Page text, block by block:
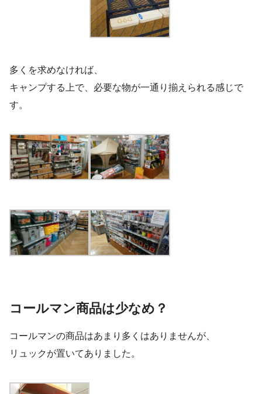
多くを求めなければ、
キャンプする上で、必要な物が一通り揃えられる感じで
す。
コールマン商品は少なめ？
コールマンの商品はあまり多くはありませんが、
リュックが置いてありました。